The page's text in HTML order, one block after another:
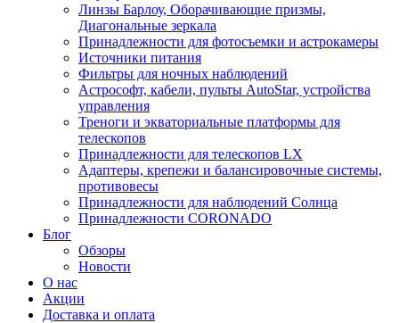
Линзы Барлоу, Оборачивающие призмы,
Диагональные зеркала
Принадлежности для фотосъемки и астрокамеры
Источники питания
Фильтры для ночных наблюдений
Астрософт, кабели, пульты AutoStar, устройства
управления
Треноги и экваториальные платформы для
телескопов
Принадлежности для телескопов LX
Адаптеры, крепежи и балансировочные системы,
противовесы
Принадлежности для наблюдений Солнца
Принадлежности CORONADO
Блог
Обзоры
Новости
О нас
Акции
Доставка и оплата